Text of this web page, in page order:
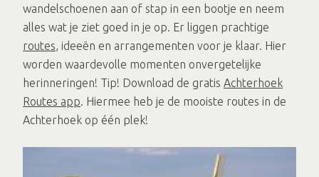
wandelschoenen aan of stap in een bootje en neem
alles wat je ziet goed in je op. Er liggen prachtige
routes, ideeën en arrangementen voor je klaar. Hier
worden waardevolle momenten onvergetelijke
herinneringen! Tip! Download de gratis Achterhoek
Routes app. Hiermee heb je de mooiste routes in de
Achterhoek op één plek!